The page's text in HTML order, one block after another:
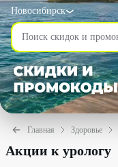
Новосибирск
Главная Здоровье
Акции к урологу